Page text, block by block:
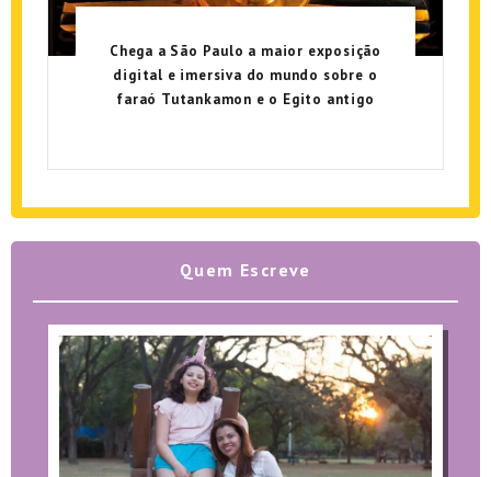
Chega a São Paulo a maior exposição
digital e imersiva do mundo sobre o
faraó Tutankamon e o Egito antigo
Quem Escreve